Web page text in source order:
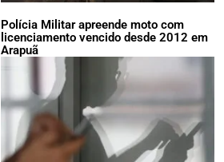
Polícia Militar apreende moto com
licenciamento vencido desde 2012 em
Arapuã